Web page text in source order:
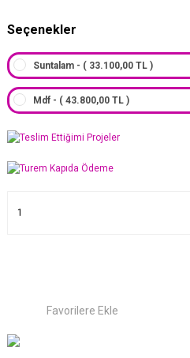
Seçenekler
Suntalam - ( 33.100,00 TL )
Mdf - ( 43.800,00 TL )